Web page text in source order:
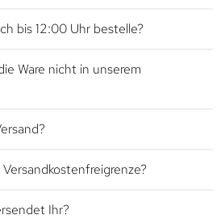
bis 12:00 Uhr bestelle?
Ware nicht in unserem
Ihr?